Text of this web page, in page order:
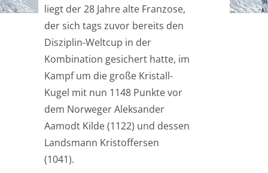
liegt der 28 Jahre alte Franzose,
der sich tags zuvor bereits den
Disziplin-Weltcup in der
Kombination gesichert hatte, im
Kampf um die große Kristall-
Kugel mit nun 1148 Punkte vor
dem Norweger Aleksander
Aamodt Kilde (1122) und dessen
Landsmann Kristoffersen
(1041).